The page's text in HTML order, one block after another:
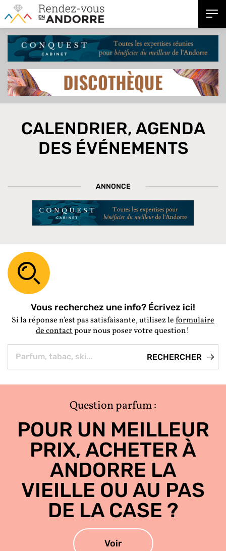
CALENDRIER, AGENDA
DES ÉVÉNEMENTS
ANNONCE
Vous recherchez une info? Écrivez ici!
Si la réponse n'est pas satisfaisante, utilisez leformulaire
de contactpour nous poser votre question!
Question parfum :
POUR UN MEILLEUR
PRIX, ACHETER À
ANDORRE LA
VIEILLE OU AU PAS
DE LA CASE ?
Voir